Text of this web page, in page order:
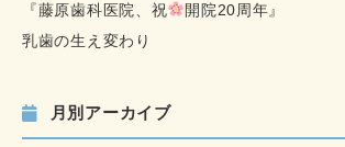
『藤原歯科医院、祝
開院20周年』
乳歯の生え変わり
月別アーカイブ